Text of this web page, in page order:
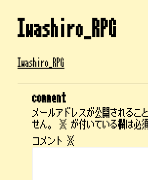
Iwashiro_RPG
Iwashiro_RPG
comment
メールアドレスが公開されるこ
せん。
※ が付いている欄は必
コメント ※